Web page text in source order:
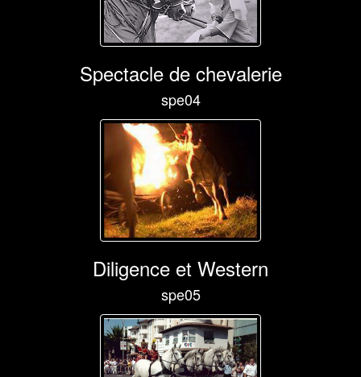
Spectacle de chevalerie
spe04
Diligence et Western
spe05